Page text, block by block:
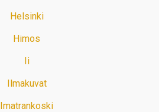
Helsinki
Himos
Ii
Ilmakuvat
Imatrankoski